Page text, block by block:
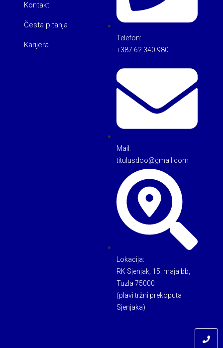
Kontakt
Česta pitanja
Karijera
Telefon:
+387 62 340 980
Mail:
titulusdoo@gmail.com
Lokacija:
RK Sjenjak, 15. maja bb,
Tuzla 75000
(plavi tržni prekoputa
Sjenjaka)